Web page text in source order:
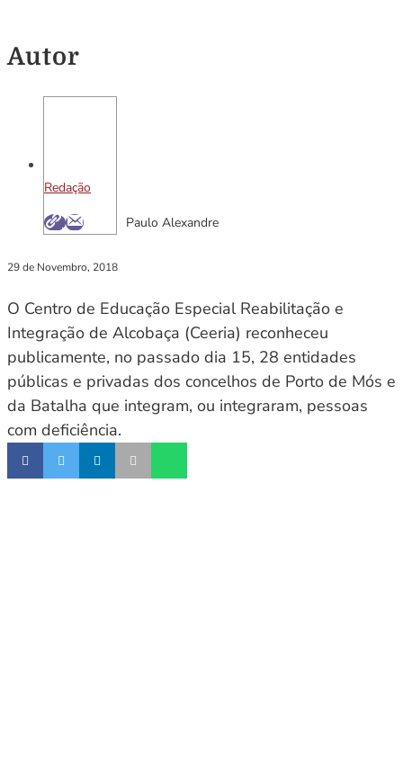
Autor
Redação
Paulo Alexandre
29 de Novembro, 2018
O Centro de Educação Especial Reabilitação e
Integração de Alcobaça (Ceeria) reconheceu
publicamente, no passado dia 15, 28 entidades
públicas e privadas dos concelhos de Porto de Mós e
da Batalha que integram, ou integraram, pessoas
com deficiência.